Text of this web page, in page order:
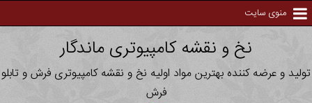
منوی سایت
نخ و نقشه کامپیوتری ماندگار
تولید و عرضه کننده بهترین مواد اولیه نخ و نقشه کامپیوتری فرش و تابلو
فرش